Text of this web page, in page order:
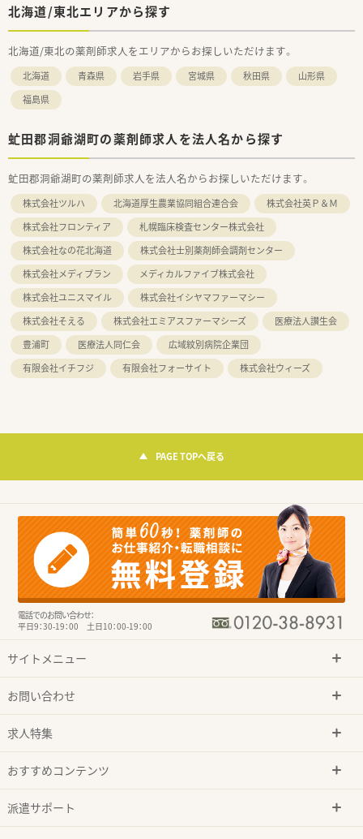
北海道/東北エリアから探す
北海道/東北の薬剤師求人をエリアからお探しいただけます。
北海道 青森県 岩手県 宮城県 秋田県
山形県
福島県
虻田郡洞爺湖町の薬剤師求人を法人名から探す
虻田郡洞爺湖町の薬剤師求人を法人名からお探しいただけます。
株式会社ツルハ 北海道厚生農業協同組合連合会
株式会社英Ｐ＆Ｍ
株式会社フロンティア
札幌臨床検査センター株式会社
株式会社なの花北海道
株式会社士別薬剤師会調剤センター
株式会社メディプラン
メディカルファイブ株式会社
株式会社ユニスマイル
株式会社イシヤマファーマシー
株式会社そえる
株式会社エミアスファーマシーズ
医療法人讃生会
豊浦町
医療法人同仁会
広域紋別病院企業団
有限会社イチフジ
有限会社フォーサイト 株式会社ウィーズ
PAGE TOPへ戻る
電話でのお問い合わせ：
平日9：30-19：00 土日10：00-19：00
サイトメニュー
お問い合わせ
求人特集
おすすめコンテンツ
派遣サポート